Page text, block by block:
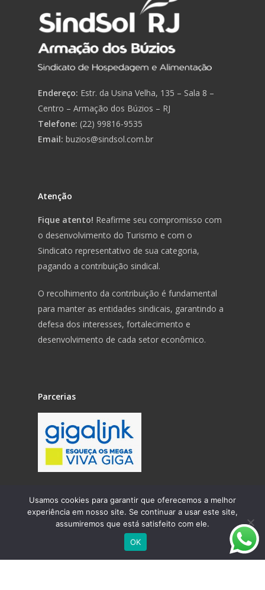
Endereço: Estr. da Usina Velha, 135 – Sala 8 –
Centro – Armação dos Búzios – RJ
Telefone: (22) 99816-9535
Email: buzios@sindsol.com.br
Atenção
Fique atento! Reafirme seu compromisso com
o desenvolvimento do Turismo e com o
Sindicato representativo de sua categoria,
pagando a contribuição sindical.
O recolhimento da contribuição é fundamental
para manter as entidades sindicais, garantindo a
defesa dos interesses, fortalecimento e
desenvolvimento de cada setor econômico.
Parcerias
Usamos cookies para garantir que oferecemos a melhor
experiência em nosso site. Se continuar a usar este site,
assumiremos que está satisfeito com ele.
OK